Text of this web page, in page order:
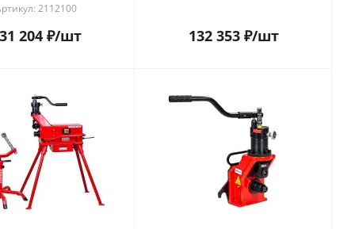
2112100
204₽/шт 132 353₽/шт